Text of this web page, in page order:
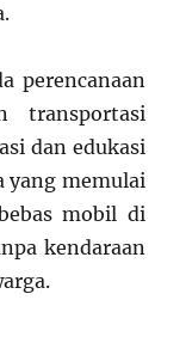
perencanaan
transportasi
dan edukasi
yang memulai
mobil di
kendaraan